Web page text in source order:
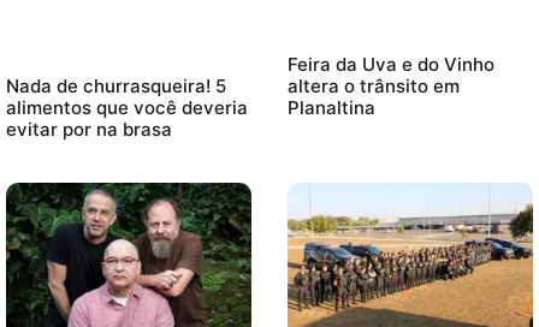
Nada de churrasqueira! 5
alimentos que você deveria
evitar por na brasa
Feira da Uva e do Vinho
altera o trânsito em
Planaltina